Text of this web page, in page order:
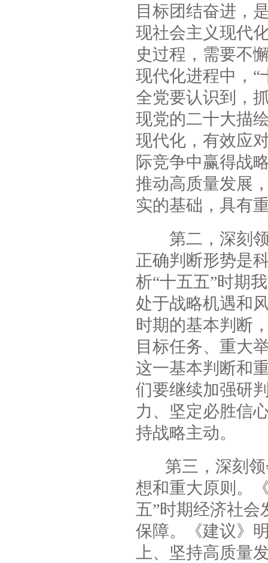
目标团结奋进，
现社会主义现代
史过程，需要不
现代化进程中，“
全党要认识到，
现党的二十大描
现代化，有效应
际竞争中赢得战
推动高质量发展
实的基础，具有
第二，深刻领
正确判断形势是
析“十五五”时期
处于战略机遇和
时期的基本判断
目标任务、重大
这一基本判断和
们要继续加强研
力、坚定必胜信
持战略主动。
第三，深刻领
想和重大原则。
五”时期经济社
保障。《建议》
上、坚持高质量